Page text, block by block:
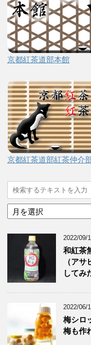
京都紅茶道部本館
京都紅茶道部紅茶仲介
ア
ー
2022/09/
和紅茶
（ア
してみ
2022/06/
梅シロ
梅も作